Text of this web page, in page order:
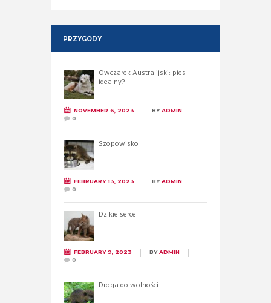
PRZYGODY
Owczarek Australijski: pies
idealny?
NOVEMBER 6, 2023 BYADMIN
0
Szopowisko
FEBRUARY 13, 2023 BYADMIN
0
Dzikie serce
FEBRUARY 9, 2023 BYADMIN
0
Droga do wolności